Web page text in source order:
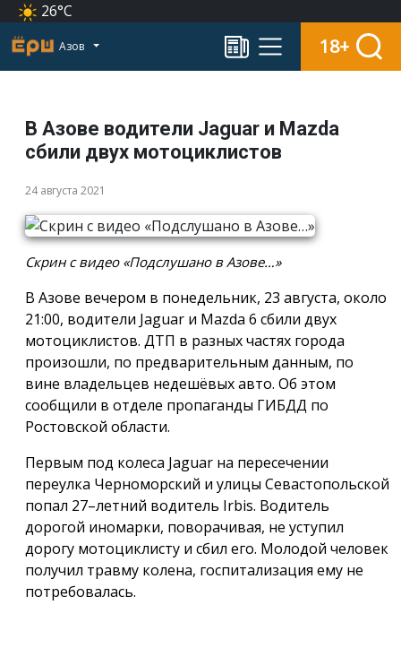
26°C
Азов 18+
В Азове водители Jaguar и Mazda
сбили двух мотоциклистов
24 августа 2021
Скрин с видео «Подслушано в Азове…»
В Азове вечером в понедельник, 23 августа, около
21:00, водители Jaguar и Mazda 6 сбили двух
мотоциклистов. ДТП в разных частях города
произошли, по предварительным данным, по
вине владельцев недешёвых авто. Об этом
сообщили в отделе пропаганды ГИБДД по
Ростовской области.
Первым под колеса Jaguar на пересечении
переулка Черноморский и улицы Севастопольской
попал 27–летний водитель Irbis. Водитель
дорогой иномарки, поворачивая, не уступил
дорогу мотоциклисту и сбил его. Молодой человек
получил травму колена, госпитализация ему не
потребовалась.